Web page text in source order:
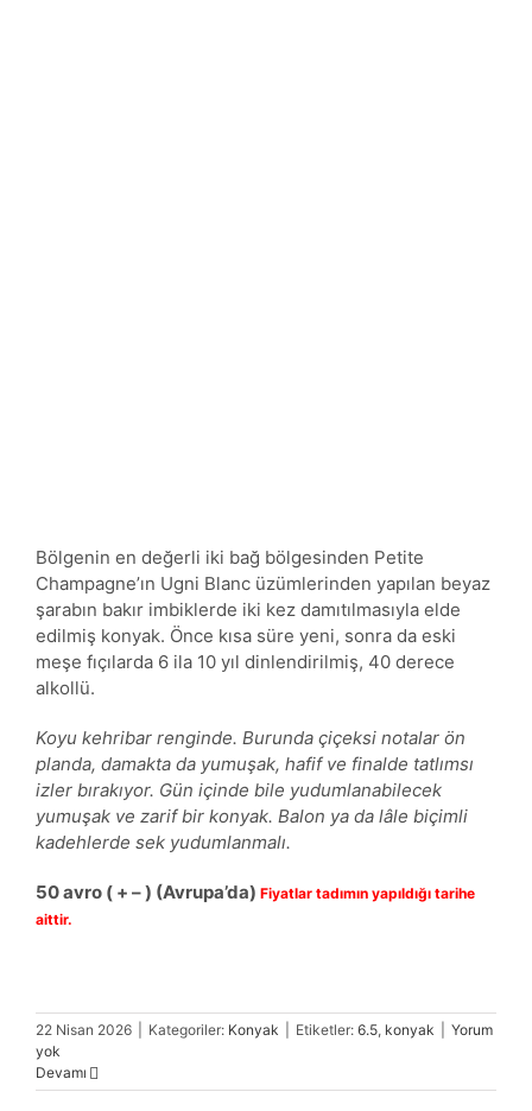
Bölgenin en değerli iki bağ bölgesinden Petite
Champagne’ın Ugni Blanc üzümlerinden yapılan beyaz
şarabın bakır imbiklerde iki kez damıtılmasıyla elde
edilmiş konyak. Önce kısa süre yeni, sonra da eski
meşe fıçılarda 6 ila 10 yıl dinlendirilmiş, 40 derece
alkollü.
Koyu kehribar renginde. Burunda çiçeksi notalar ön
planda, damakta da yumuşak, hafif ve finalde tatlımsı
izler bırakıyor. Gün içinde bile yudumlanabilecek
yumuşak ve zarif bir konyak. Balon ya da lâle biçimli
kadehlerde sek yudumlanmalı.
50avro( + – ) (Avrupa’da) Fiyatlar tadımın yapıldığı tarihe
aittir.
22 Nisan 2026 Kategoriler: Konyak Etiketler: 6.5, konyak
Yorum
yok
Devamı